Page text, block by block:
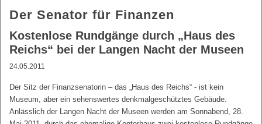
Der Senator für Finanzen
Kostenlose Rundgänge durch „Haus des
Reichs“ bei der Langen Nacht der Museen
24.05.2011
Der Sitz der Finanzsenatorin – das „Haus des Reichs“ - ist kein
Museum, aber ein sehenswertes denkmalgeschütztes Gebäude.
Anlässlich der Langen Nacht der Museen werden am Sonnabend, 28.